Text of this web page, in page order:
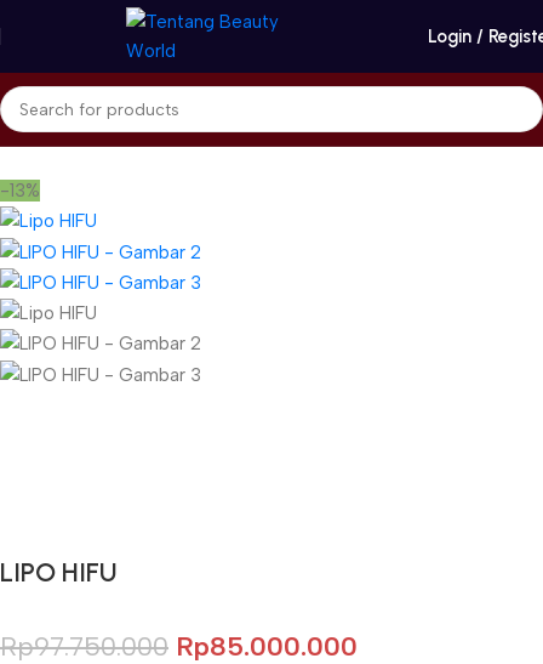
Login /
Beranda Body Contouring & Fat Reduction
-13%
LIPO HIFU
Rp97.750.000 Rp85.000.000